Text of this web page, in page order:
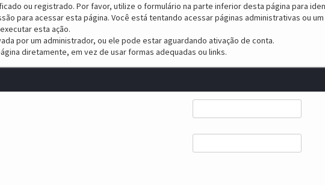
ou registrado. Por favor, utilize o formulário na parte inferior desta página para
para acessar esta página. Você está tentando acessar páginas administrativas ou
esta ação.
por um administrador, ou ele pode estar aguardando ativação de conta.
diretamente, em vez de usar formas adequadas ou links.